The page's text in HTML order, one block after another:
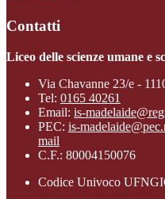
Contatti
Liceo delle scienze umane e
Via Chavanne 23/e -
Tel: 0165 40261
Email: is-
PEC: is-
mail
C.F.: 80004150076
Codice Univoco